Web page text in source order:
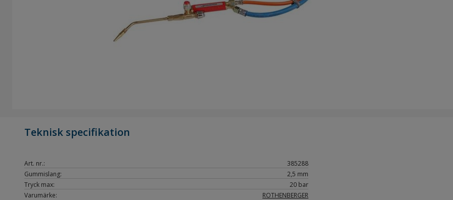
Teknisk specifikation
Art. nr.:
385288
Gummislang:
2,5 mm
Tryck max:
20 bar
Varumärke:
ROTHENBERGER